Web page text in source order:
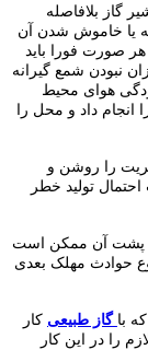
گاز بلافاصله
یا خاموش شدن آن
صورت فورا باید
نبودن شمع گیرانه
هوای محیط
انجام داد و محل را
را روشن و
تولید خطر
پشت آن ممکن است
حوادث مهلک بعدی
با گاز طبیعی کار
را در این کار